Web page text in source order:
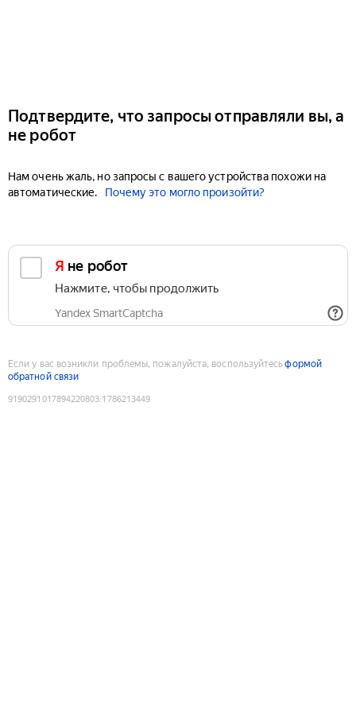
Подтвердите, что запросы отправляли вы, а
не робот
Нам очень жаль, но запросы с вашего устройства похожи на
автоматические.
Почему это могло произойти?
Я не робот
Нажмите, чтобы продолжить
Yandex SmartCaptcha
Если у вас возникли проблемы, пожалуйста, воспользуйтесьформой
обратной связи
9190291017894220803:1786213449